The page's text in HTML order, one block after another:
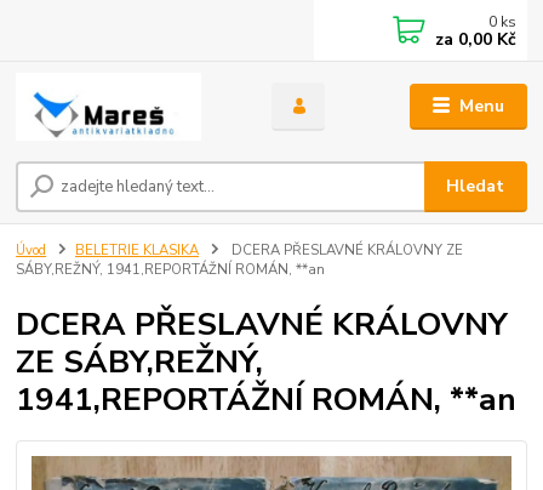
Menu
Hledat
0 ks
za 0,00 Kč
Úvod BELETRIE KLASIKA
DCERA PŘESLAVNÉ KRÁLOVNY ZE
SÁBY,REŽNÝ, 1941,REPORTÁŽNÍ ROMÁN, **an
DCERA PŘESLAVNÉ KRÁLOVNY
ZE SÁBY,REŽNÝ,
1941,REPORTÁŽNÍ ROMÁN, **an